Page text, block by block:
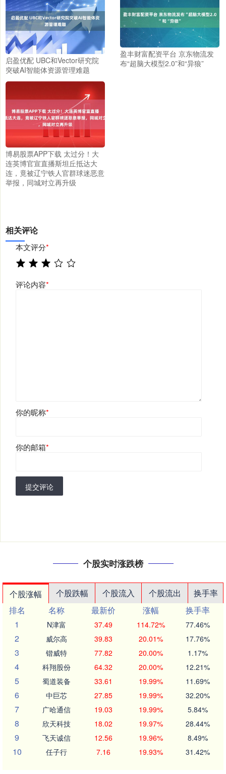
启盈优配 UBC和Vector研究院
突破AI智能体资源管理难题
盈丰财富配资平台 京东物流发
布“超脑大模型2.0”和“异狼”
博易股票APP下载 太过分！大
连英博官宣直播斯坦丘抵达大
连，竟被辽宁铁人官群球迷恶意
举报，同城对立再升级
相关评论
本文评分*
评论内容*
你的昵称*
你的邮箱*
提交评论
个股实时涨跌榜
个股涨幅 个股跌幅 个股流入 个股流出
换手率
排名
名称 最新价 涨幅
换手率
1
N津富 37.49 114.72% 77.46%
2 威尔高 39.83 20.01% 17.76%
3 锴威特 77.82 20.00% 1.17%
4 科翔股份 64.32 20.00% 12.21%
5 蜀道装备 33.61 19.99% 11.69%
6 中巨芯 27.85 19.99% 32.20%
7 广哈通信 19.03 19.99% 5.84%
8 欣天科技 18.02 19.97% 28.44%
9 飞天诚信 12.56 19.96% 8.49%
10 任子行 7.16 19.93% 31.42%